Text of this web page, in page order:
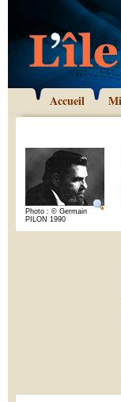
Accueil
Photo : © Germain
PILON 1990